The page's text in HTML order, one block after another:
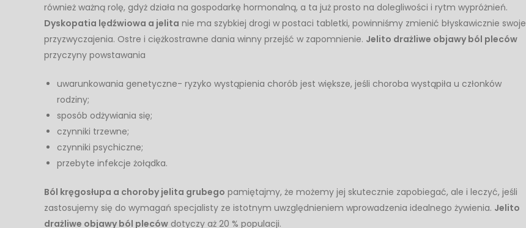
również ważną rolę, gdyż działa na gospodarkę hormonalną, a ta już prosto na dolegliwości i rytm wypróżnień.
Dyskopatia lędźwiowa a jelita nie ma szybkiej drogi w postaci tabletki, powinniśmy zmienić błyskawicznie swoje
przyzwyczajenia. Ostre i ciężkostrawne dania winny przejść w zapomnienie. Jelito drażliwe objawy ból pleców
przyczyny powstawania
uwarunkowania genetyczne- ryzyko wystąpienia chorób jest większe, jeśli choroba wystąpiła u członków
rodziny;
sposób odżywiania się;
czynniki trzewne;
czynniki psychiczne;
przebyte infekcje żołądka.
Ból kręgosłupa a choroby jelita grubego pamiętajmy, że możemy jej skutecznie zapobiegać, ale i leczyć, jeśli
zastosujemy się do wymagań specjalisty ze istotnym uwzględnieniem wprowadzenia idealnego żywienia. Jelito
drażliwe objawy ból pleców dotyczy aż 20 % populacji.